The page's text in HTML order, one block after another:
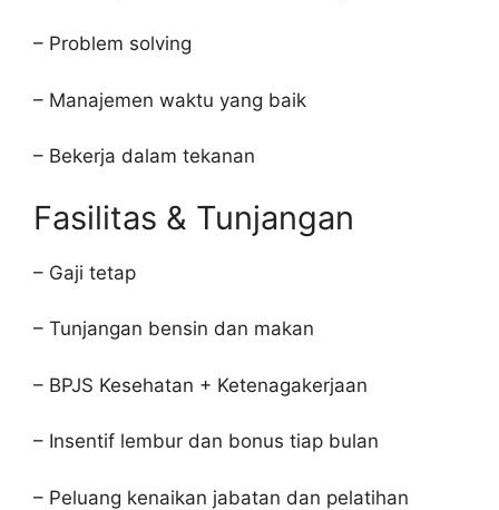
– Problem solving
– Manajemen waktu yang baik
– Bekerja dalam tekanan
Fasilitas & Tunjangan
– Gaji tetap
– Tunjangan bensin dan makan
– BPJS Kesehatan + Ketenagakerjaan
– Insentif lembur dan bonus tiap bulan
– Peluang kenaikan jabatan dan pelatihan